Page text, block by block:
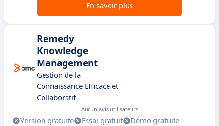
En savoir plus
Remedy
Knowledge
Management
Gestion de la
Connaissance Efficace et
Collaboratif
Aucun avis utilisateurs
Version gratuite Essai gratuit
Démo gratuite